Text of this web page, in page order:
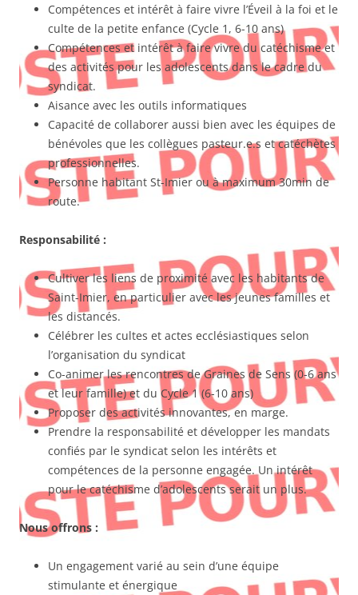
Compétences et intérêt à faire vivre l’Éveil à la foi et le
culte de la petite enfance (Cycle 1, 6-10 ans)
Compétences et intérêt à faire vivre du catéchisme et
des activités pour les adolescents dans le cadre du
syndicat.
Aisance avec les outils informatiques
Capacité de collaborer aussi bien avec les équipes de
bénévoles que les collègues pasteur.e.s et catéchètes
professionnelles.
Personne habitant St-Imier ou à maximum 30min de
route.
Responsabilité :
Cultiver les liens de proximité avec les habitants de
Saint-Imier, en particulier avec les jeunes familles et
les distancés.
Célébrer les cultes et actes ecclésiastiques selon
l’organisation du syndicat
Co-animer les rencontres de Graines de Sens (0-6 ans
et leur famille) et du Cycle 1 (6-10 ans)
Proposer des activités innovantes, en marge.
Prendre la responsabilité et développer les mandats
confiés par le syndicat selon les intérêts et
compétences de la personne engagée. Un intérêt
pour le catéchisme d’adolescents serait un plus.
Nous offrons :
Un engagement varié au sein d’une équipe
stimulante et énergique